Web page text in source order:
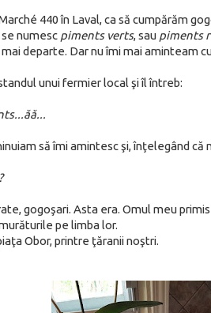
440 în Laval, ca să cumpărăm
numesc piments verts, sau piments
mai departe. Dar nu îmi mai aminteam
unui fermier local şi îl întreb:
să îmi amintesc şi, înţelegând că
gogoşari. Asta era. Omul meu
pe limba lor.
Obor, printre ţăranii noştri.